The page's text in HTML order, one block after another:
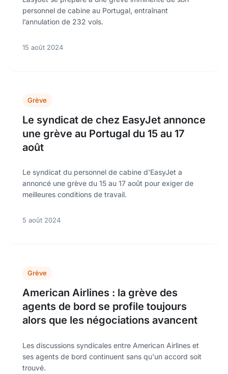
personnel de cabine au Portugal, entraînant
l’annulation de 232 vols.
15 août 2024
Grève
Le syndicat de chez EasyJet annonce
une grève au Portugal du 15 au 17
août
Le syndicat du personnel de cabine d'EasyJet a
annoncé une grève du 15 au 17 août pour exiger de
meilleures conditions de travail.
5 août 2024
Grève
American Airlines : la grève des
agents de bord se profile toujours
alors que les négociations avancent
Les discussions syndicales entre American Airlines et
ses agents de bord continuent sans qu'un accord soit
trouvé.